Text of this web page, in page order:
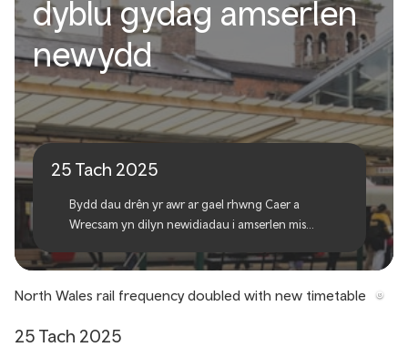
Amlder rheilffyrdd
Gogledd Cymru wedi dyblu
gydag amserlen newydd
dyblu gydag amserlen
newydd
25 Tach 2025
Bydd dau drên yr awr ar gael rhwng Caer a
Wrecsam yn dilyn newidiadau i amserlen mis
North Wales rail frequency doubled with new timetable
25 Tach 2025